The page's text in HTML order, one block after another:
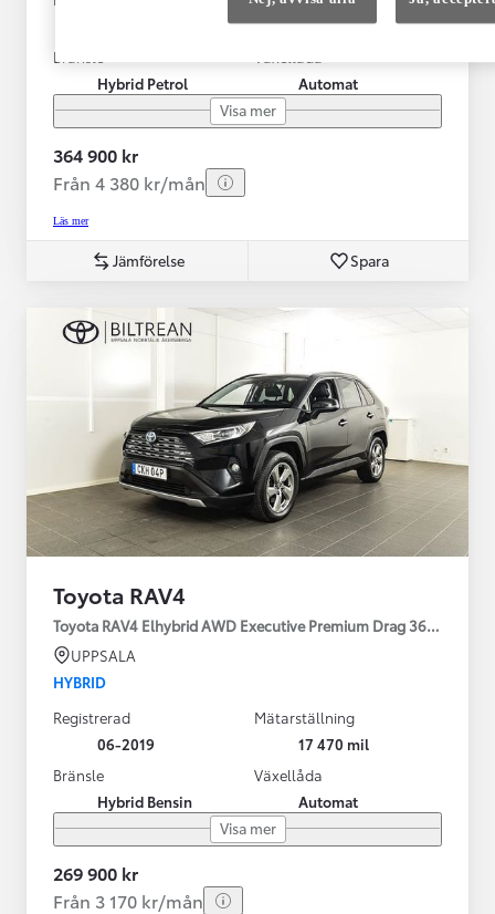
1 256 mil
Bränsle
Hybrid Petrol
Automat
Visa mer
364 900 kr
Från 4 380 kr/mån
Läs mer
Jämförelse Spara
Toyota RAV4
Toyota RAV4 Elhybrid AWD Executive Premium Drag 360-kamera
UPPSALA
HYBRID
Registrerad
06-2019
Mätarställning
17 470 mil
Bränsle
Hybrid Bensin
Växellåda
Automat
Visa mer
269 900 kr
Från 3 170 kr/mån